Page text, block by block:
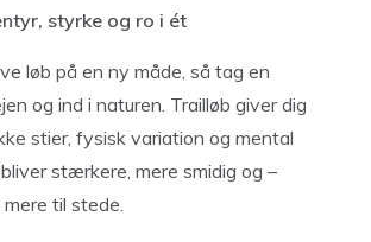
styrke og ro i ét
løb på en ny måde, så tag en
og ind i naturen. Trailløb giver dig
stier, fysisk variation og mental
stærkere, mere smidig og –
til stede.